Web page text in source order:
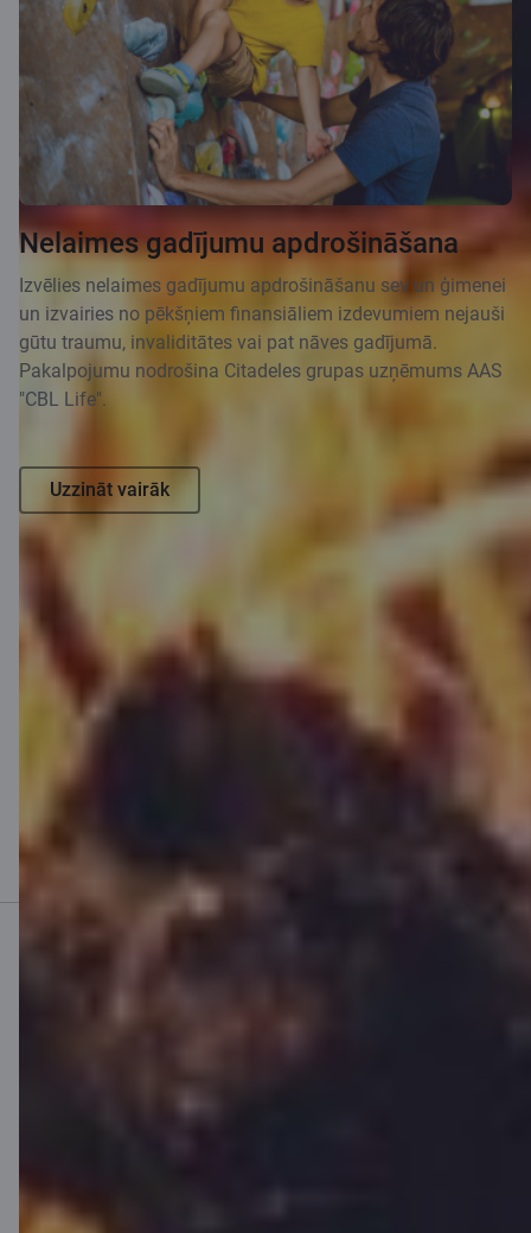
Nelaimes gadījumu apdrošināšana
Izvēlies nelaimes gadījumu apdrošināšanu sev un ģimenei
un izvairies no pēkšņiem finansiāliem izdevumiem nejauši
gūtu traumu, invaliditātes vai pat nāves gadījumā.
Pakalpojumu nodrošina Citadeles grupas uzņēmums AAS
"CBL Life".
Uzzināt vairāk
nodokli, nodokļa atmaksu iespējams saņemt no iemaksām, kas
nav īsāks par 10 gadiem.
Klientu atbalsts